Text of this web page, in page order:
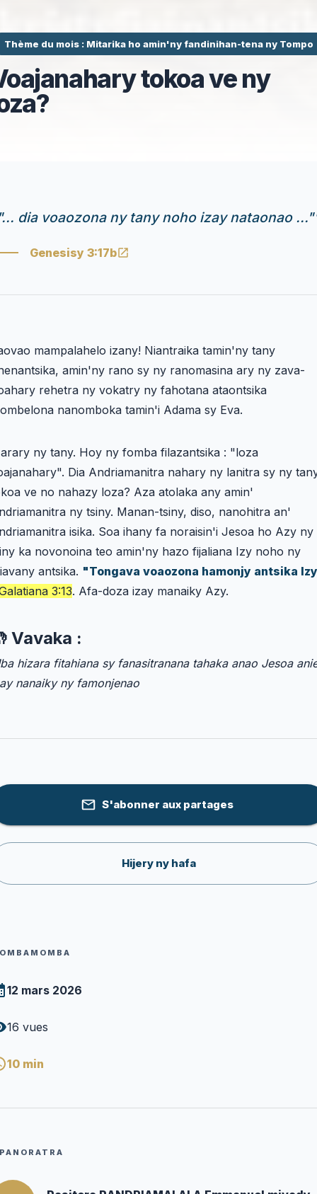
Thème du mois : Mitarika ho amin'ny fandinihan-tena ny Tompo
tokoa ve ny
dia voaozona ny tany noho izay nataonao ..."
Genesisy 3:17b
mampalahelo izany! Niantraika tamin'ny tany
amin'ny rano sy ny ranomasina ary ny zava-
rehetra ny vokatry ny fahotana ataontsika
nanomboka tamin'i Adama sy Eva.
ny tany. Hoy ny fomba filazantsika : "loza
Dia Andriamanitra nahary ny lanitra sy ny
ve no nahazy loza? Aza atolaka any amin'
ny tsiny. Manan-tsiny, diso, nanohitra an'
isika. Soa ihany fa noraisin'i Jesoa ho Azy ny
ka novonoina teo amin'ny hazo fijaliana Izy noho ny
antsika. "Tongava voaozona hamonjy antsika
3:13. Afa-doza izay manaiky Azy.
Vavaka :
hizara fitahiana sy fanasitranana tahaka anao Jesoa
nanaiky ny famonjenao
S'abonner aux partages
Hijery ny hafa
12 mars 2026
16 vues
10min